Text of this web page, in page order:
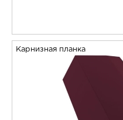
Карнизная планка